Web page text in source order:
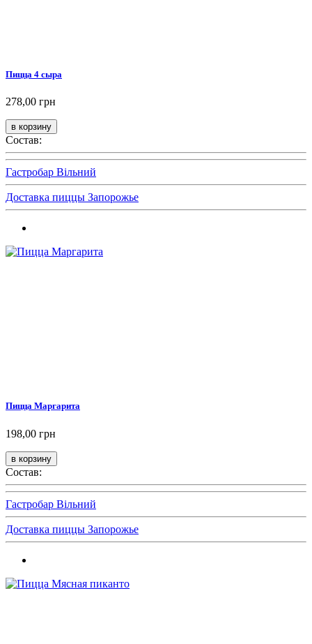
Пицца 4 сыра
278,00 грн
Состав:
Гастробар Вільний
Доставка пиццы Запорожье
Пицца Маргарита
198,00 грн
Состав:
Гастробар Вільний
Доставка пиццы Запорожье